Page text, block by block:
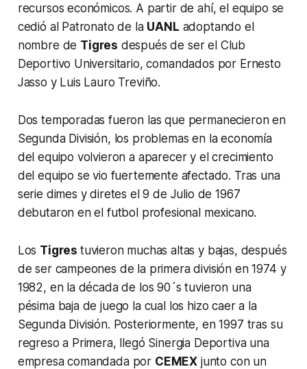
recursos económicos. A partir de ahí, el equipo se
cedió al Patronato de la UANL adoptando el
nombre de Tigres después de ser el Club
Deportivo Universitario, comandados por Ernesto
Jasso y Luis Lauro Treviño.
Dos temporadas fueron las que permanecieron en
Segunda División, los problemas en la economía
del equipo volvieron a aparecer y el crecimiento
del equipo se vio fuertemente afectado. Tras una
serie dimes y diretes el 9 de Julio de 1967
debutaron en el futbol profesional mexicano.
Los Tigres tuvieron muchas altas y bajas, después
de ser campeones de la primera división en 1974 y
1982, en la década de los 90´s tuvieron una
pésima baja de juego la cual los hizo caer a la
Segunda División. Posteriormente, en 1997 tras su
regreso a Primera, llegó Sinergia Deportiva una
empresa comandada por CEMEX junto con un